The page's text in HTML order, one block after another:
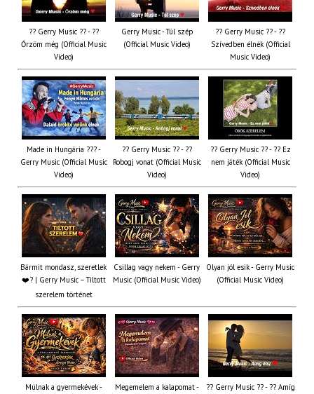
?? Gerry Music ?? - ??
Őrzöm még (Official Music
Video)
Gerry Music - Túl szép
(Official Music Video)
?? Gerry Music ?? - ??
Szívedben élnék (Official
Music Video)
Made in Hungária ??? -
Gerry Music (Official Music
Video)
?? Gerry Music ?? - ??
Robogj vonat (Official Music
Video)
?? Gerry Music ?? - ?? Ez
nem játék (Official Music
Video)
Bármit mondasz, szeretlek
❤️‍? | Gerry Music – Tiltott
szerelem történet
Csillag vagy nekem - Gerry
Music (Official Music Video)
Olyan jól esik - Gerry Music
(Official Music Video)
Múlnak a gyermekévek -
Megemelem a kalapomat -
?? Gerry Music ?? - ?? Amíg